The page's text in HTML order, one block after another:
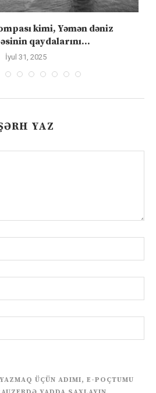
kimi, Yəmən dəniz
qaydalarını...
İyul 31, 2025
YAZ
ÜÇÜN ADIMI, E-POÇTUMU